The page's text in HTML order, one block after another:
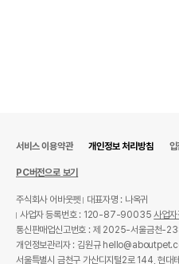
서비스 이용약관 개인정보 처리방침 입
PC버전으로 보기
주식회사 어바웃펫
대표자명 : 나옥귀
사업자 등록번호 : 120-87-90035사업자
통신판매업신고번호 : 제 2025-서울금천-
개인정보관리자 : 김원규
서울특별시 금천구 가산디지털2로 144, 현